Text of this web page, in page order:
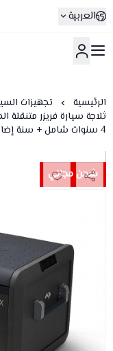
العربية
الرئيسية تجهيزات
4 سنوات شامل + سنة إضافي للكمبروسور
شحن مجاني